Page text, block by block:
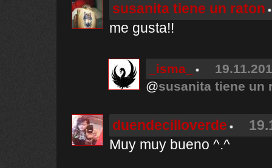
susanita tiene un raton
me gusta!!
_isma_
@susanita tiene un
duendecilloverde
Muy muy bueno ^.^